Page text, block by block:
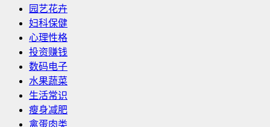
园艺花卉
妇科保健
心理性格
投资赚钱
数码电子
水果蔬菜
生活常识
瘦身减肥
禽蛋肉类